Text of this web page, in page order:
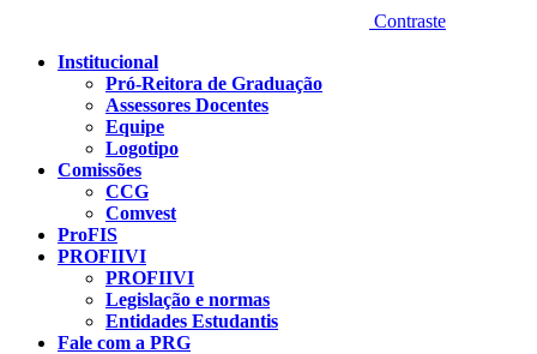
Contraste
Institucional
Pró-Reitora de Graduação
Assessores Docentes
Equipe
Logotipo
Comissões
CCG
Comvest
ProFIS
PROFIIVI
PROFIIVI
Legislação e normas
Entidades Estudantis
Fale com a PRG